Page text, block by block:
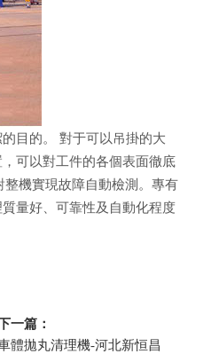
目的。 對于可以吊掛的大
可以對工件的各個表面徹底
機實現故障自動檢測。專有
量好、可靠性及自動化程度
一篇：
體拋丸清理機-河北新恒昌